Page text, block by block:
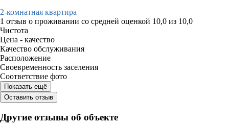
2-комнатная квартира
1 отзыв о проживании со средней оценкой 10,0 из 10,0
Чистота
Цена - качество
Качество обслуживания
Расположение
Своевременность заселения
Соответствие фото
Показать ещё
Оставить отзыв
Другие отзывы об объекте